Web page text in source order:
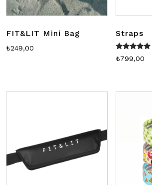
FIT&LIT Mini Bag
₺249,00
Straps
5 üzerinden
5.00
₺799,00